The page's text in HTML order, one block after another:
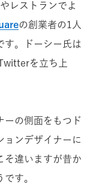
レストランでよ
の創業者の1人
す。ドーシー氏は
を立ち上
ーの側面をもつド
ョンデザイナーに
そ違いますが昔か
す。